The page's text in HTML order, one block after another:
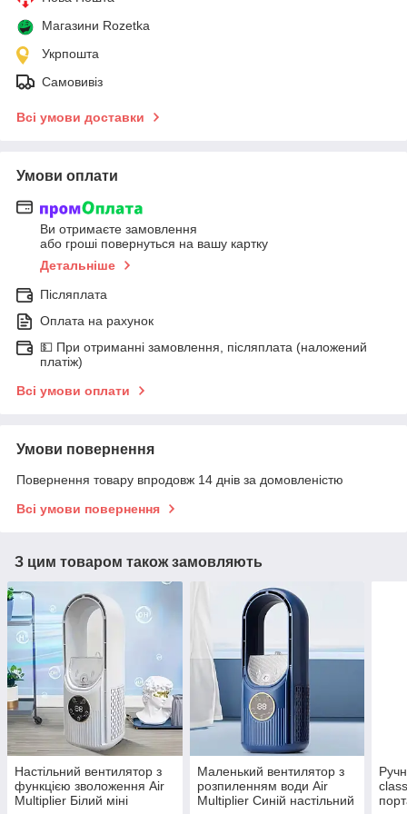
Магазини Rozetka
Укрпошта
Самовивіз
Всі умови доставки
Умови оплати
Ви отримаєте замовлення
або гроші повернуться на вашу картку
Детальніше
Післяплата
Оплата на рахунок
💵 При отриманні замовлення, післяплата (наложений
платіж)
Всі умови оплати
Умови повернення
Повернення товару впродовж 14 днів за домовленістю
Всі умови повернення
З цим товаром також замовляють
Настільний вентилятор з
функцією зволоження Air
Multiplier Білий міні
Маленький вентилятор з
розпиленням води Air
Multiplier Синій настільний